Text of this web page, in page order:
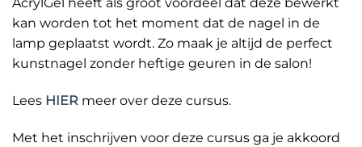
kan worden tot het moment dat de nagel in de
lamp geplaatst wordt. Zo maak je altijd de perfect
kunstnagel zonder heftige geuren in de salon!
Lees HIER meer over deze cursus.
Met het inschrijven voor deze cursus ga je akkoord